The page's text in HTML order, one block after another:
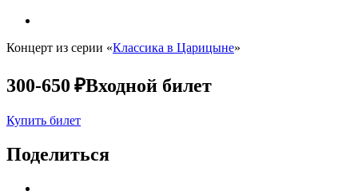
Концерт из серии «Классика в Царицыне»
300-650 ₽Входной билет
Купить билет
Поделиться